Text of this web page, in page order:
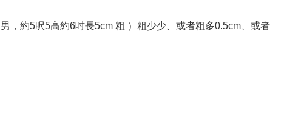
，約5呎5高約6吋長5cm 粗 ）粗少少、或者粗多0.5cm、或者